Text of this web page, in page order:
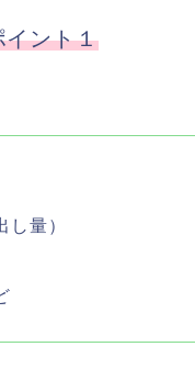
イント１
量）